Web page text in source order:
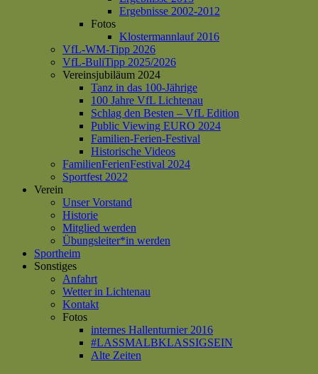
Ergebnisse 2002-2012
Fotos
Klostermannlauf 2016
VfL-WM-Tipp 2026
VfL-BuliTipp 2025/2026
Vereinsjubiläum 2024
Tanz in das 100-Jährige
100 Jahre VfL Lichtenau
Schlag den Besten – VfL Edition
Public Viewing EURO 2024
Familien-Ferien-Festival
Historische Videos
FamilienFerienFestival 2024
Sportfest 2022
Verein
Unser Vorstand
Historie
Mitglied werden
Übungsleiter*in werden
Sportheim
Sonstiges
Anfahrt
Wetter in Lichtenau
Kontakt
Fotos
internes Hallenturnier 2016
#LASSMALBKLASSIGSEIN
Alte Zeiten